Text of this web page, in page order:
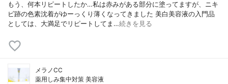
もう、何本リピートしたか…私は赤みがある部分に塗ってますが、ニキ
ビ跡の色素沈着がゆーっくり薄くなってきました 美白美容液の入門品
としては、大満足でリピートしてま…続きを見る
メラノCC
薬用しみ集中対策 美容液